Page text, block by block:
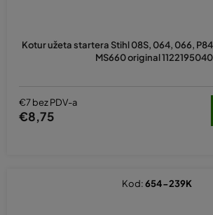
Kotur užeta startera Stihl 08S, 064, 066,
MS660 original
€7 bez PDV-a
€8,75
Kod:654-239K